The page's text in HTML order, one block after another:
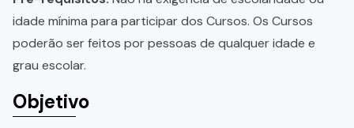
idade mínima para participar dos Cursos. Os Cursos
poderão ser feitos por pessoas de qualquer idade e
grau escolar.
Objetivo